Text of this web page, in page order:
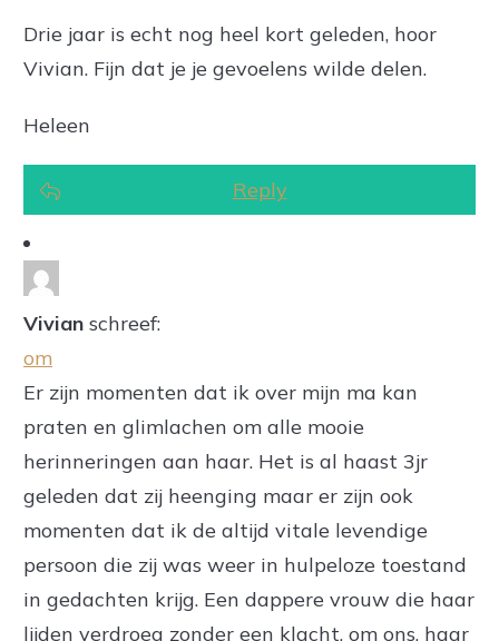
Drie jaar is echt nog heel kort geleden, hoor
Vivian. Fijn dat je je gevoelens wilde delen.
Heleen
Reply
Vivian schreef:
om
Er zijn momenten dat ik over mijn ma kan
praten en glimlachen om alle mooie
herinneringen aan haar. Het is al haast 3jr
geleden dat zij heenging maar er zijn ook
momenten dat ik de altijd vitale levendige
persoon die zij was weer in hulpeloze toestand
in gedachten krijg. Een dappere vrouw die haar
lijden verdroeg zonder een klacht, om ons, haar